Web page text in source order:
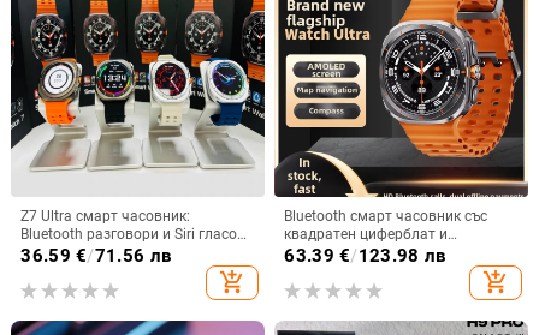
Z7 Ultra смарт часовник:
Bluetooth разговори и Siri гласов
асистент, AMOLED 44mm,
алуминиев корпус, мониторинг
на сърдечен ритъм, кръвно,
съня, Bluetooth
36.59 €/71.56 лв
add_shopping_cart
Bluetooth смарт часовник със
квадратен циферблат и
силиконова каишка; мониторинг
на сърдечния ритъм, измерване
на кръвното налягане, кислород
на крачки
63.39 €/123.98 лв
add_shopping_cart